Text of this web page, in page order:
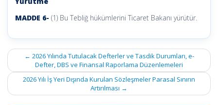
MADDE 6- (1) Bu Tebliğ hükümlerini Ticaret Bakanı yürütür.
Post
navigation
← 2026 Yılında Tutulacak Defterler ve Tasdik Durumları, e-
Defter, DBS ve Finansal Raporlama Düzenlemeleri
2026 Yılı İş Yeri Dışında Kurulan Sözleşmeler Parasal Sınırın
Artırılması →